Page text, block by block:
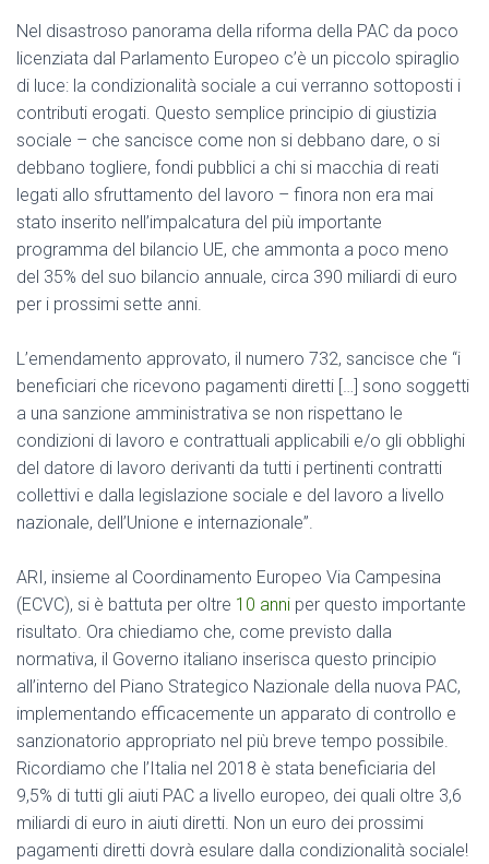
Nel disastroso panorama della riforma della PAC da poco
licenziata dal Parlamento Europeo c’è un piccolo spiraglio
di luce: la condizionalità sociale a cui verranno sottoposti i
contributi erogati. Questo semplice principio di giustizia
sociale – che sancisce come non si debbano dare, o si
debbano togliere, fondi pubblici a chi si macchia di reati
legati allo sfruttamento del lavoro – finora non era mai
stato inserito nell’impalcatura del più importante
programma del bilancio UE, che ammonta a poco meno
del 35% del suo bilancio annuale, circa 390 miliardi di euro
per i prossimi sette anni.
L’emendamento approvato, il numero 732, sancisce che “i
beneficiari che ricevono pagamenti diretti […] sono soggetti
a una sanzione amministrativa se non rispettano le
condizioni di lavoro e contrattuali applicabili e/o gli obblighi
del datore di lavoro derivanti da tutti i pertinenti contratti
collettivi e dalla legislazione sociale e del lavoro a livello
nazionale, dell’Unione e internazionale”.
ARI, insieme al Coordinamento Europeo Via Campesina
(ECVC), si è battuta per oltre 10 anni per questo importante
risultato. Ora chiediamo che, come previsto dalla
normativa, il Governo italiano inserisca questo principio
all’interno del Piano Strategico Nazionale della nuova PAC,
implementando efficacemente un apparato di controllo e
sanzionatorio appropriato nel più breve tempo possibile.
Ricordiamo che l’Italia nel 2018 è stata beneficiaria del
9,5% di tutti gli aiuti PAC a livello europeo, dei quali oltre 3,6
miliardi di euro in aiuti diretti. Non un euro dei prossimi
pagamenti diretti dovrà esulare dalla condizionalità sociale!